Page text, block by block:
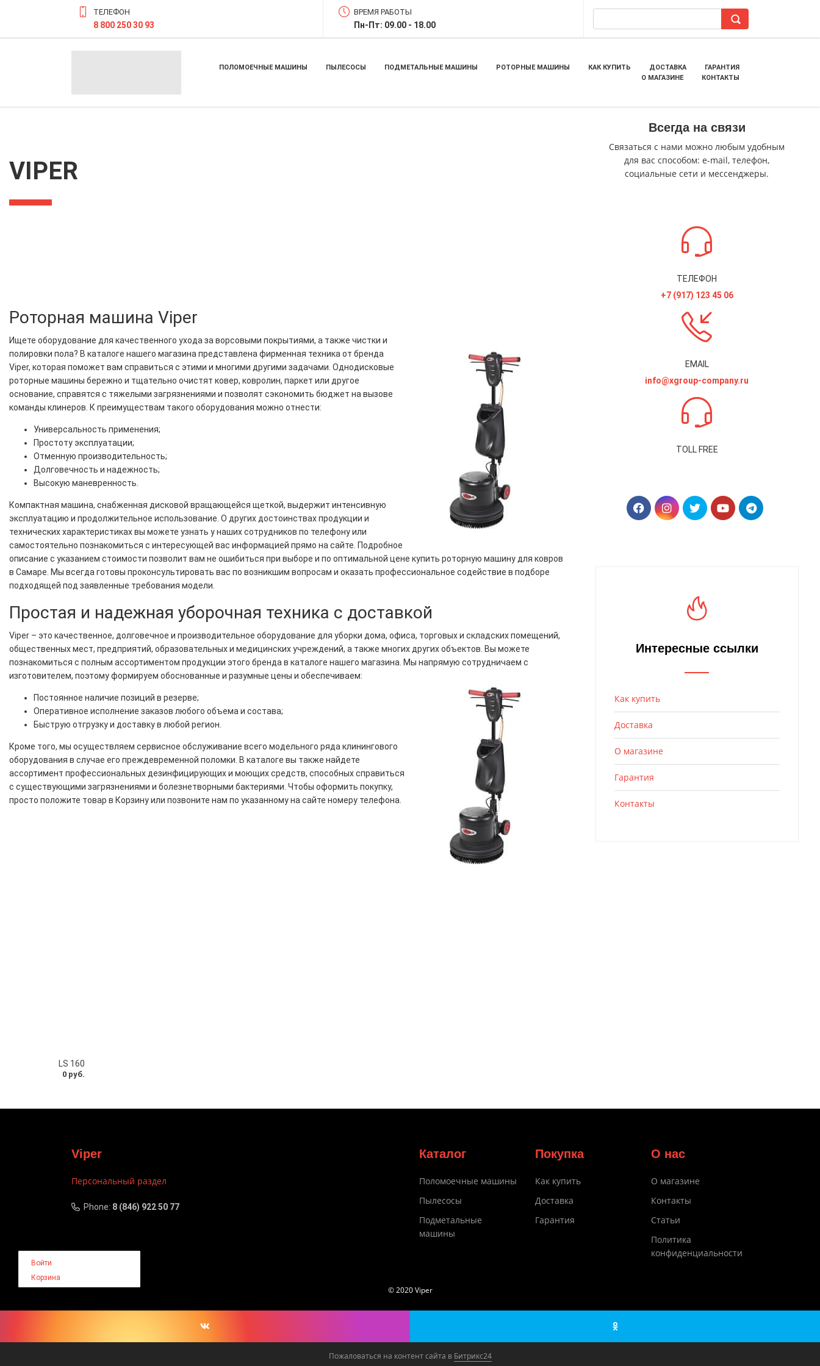
ТЕЛЕФОН
8 800 250 30 93
ВРЕМЯ РАБОТЫ
Пн-Пт: 09.00 - 18.00
ПОЛОМОЕЧНЫЕ МАШИНЫ ПЫЛЕСОСЫ ПОДМЕТАЛЬНЫЕ МАШИНЫ РОТОРНЫЕ МАШИНЫ КАК КУПИТЬ ДОСТАВКА
ГАРАНТИЯ
О МАГАЗИНЕ
КОНТАКТЫ
Всегда на связи
Связаться с нами можно любым удобным
для вас способом: e-mail, телефон,
социальные сети и мессенджеры.
ТЕЛЕФОН
+7 (917) 123 45 06
EMAIL
info@xgroup-company.ru
TOLL FREE
Интересные ссылки
Как купить
Доставка
О магазине
Гарантия
Контакты
VIPER
Войти
Корзина
Роторная машина Viper
Ищете оборудование для качественного ухода за ворсовыми покрытиями, а также чистки и
полировки пола? В каталоге нашего магазина представлена фирменная техника от бренда
Viper, которая поможет вам справиться с этими и многими другими задачами. Однодисковые
роторные машины бережно и тщательно очистят ковер, ковролин, паркет или другое
основание, справятся с тяжелыми загрязнениями и позволят сэкономить бюджет на вызове
команды клинеров. К преимуществам такого оборудования можно отнести:
Универсальность применения;
Простоту эксплуатации;
Отменную производительность;
Долговечность и надежность;
Высокую маневренность.
Компактная машина, снабженная дисковой вращающейся щеткой, выдержит интенсивную
эксплуатацию и продолжительное использование. О других достоинствах продукции и
технических характеристиках вы можете узнать у наших сотрудников по телефону или
самостоятельно познакомиться с интересующей вас информацией прямо на сайте. Подробное
описание с указанием стоимости позволит вам не ошибиться при выборе и по оптимальной цене купить роторную машину для ковров
в Самаре. Мы всегда готовы проконсультировать вас по возникшим вопросам и оказать профессиональное содействие в подборе
подходящей под заявленные требования модели.
Простая и надежная уборочная техника с доставкой
Viper – это качественное, долговечное и производительное оборудование для уборки дома, офиса, торговых и складских помещений,
общественных мест, предприятий, образовательных и медицинских учреждений, а также многих других объектов. Вы можете
познакомиться с полным ассортиментом продукции этого бренда в каталоге нашего магазина. Мы напрямую сотрудничаем с
изготовителем, поэтому формируем обоснованные и разумные цены и обеспечиваем:
Постоянное наличие позиций в резерве;
Оперативное исполнение заказов любого объема и состава;
Быструю отгрузку и доставку в любой регион.
Кроме того, мы осуществляем сервисное обслуживание всего модельного ряда клинингового
оборудования в случае его преждевременной поломки. В каталоге вы также найдете
ассортимент профессиональных дезинфицирующих и моющих средств, способных справиться
с существующими загрязнениями и болезнетворными бактериями. Чтобы оформить покупку,
просто положите товар в Корзину или позвоните нам по указанному на сайте номеру телефона.
LS 160
0 руб.
Viper
Персональный раздел
Phone: 8 (846) 922 50 77
Каталог
Поломоечные машины
Пылесосы
Подметальные
машины
Покупка
Как купить
Доставка
Гарантия
О нас
О магазине
Контакты
Статьи
Политика
конфиденциальности
© 2020 Viper
Пожаловаться на контент cайта в Битрикс24